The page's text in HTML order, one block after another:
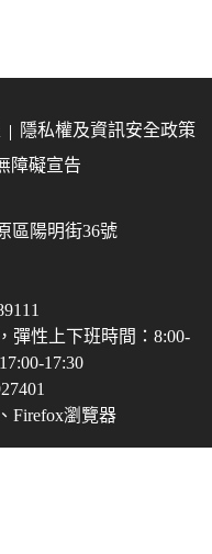
隱私權及資訊安全政策
障礙宣告
區陽明街36號
彈性上下班時間：8:00-
17:30
Firefox瀏覽器